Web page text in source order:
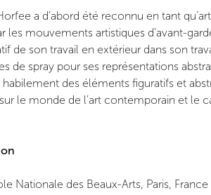
a d’abord été reconnu en tant
les mouvements artistiques d’avant-
de son travail en extérieur dans son
de spray pour ses représentations
des éléments figuratifs et
le monde de l’art contemporain et le
Nationale des Beaux-Arts, Paris, France